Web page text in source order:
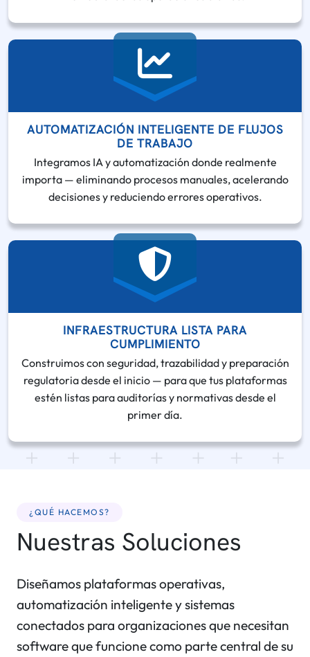
AUTOMATIZACIÓN INTELIGENTE DE FLUJOS
DE TRABAJO
Integramos IA y automatización donde realmente
importa — eliminando procesos manuales, acelerando
decisiones y reduciendo errores operativos.
INFRAESTRUCTURA LISTA PARA
CUMPLIMIENTO
Construimos con seguridad, trazabilidad y preparación
regulatoria desde el inicio — para que tus plataformas
estén listas para auditorías y normativas desde el
primer día.
¿QUÉ HACEMOS?
Nuestras Soluciones
Diseñamos plataformas operativas,
automatización inteligente y sistemas
conectados para organizaciones que necesitan
software que funcione como parte central de su